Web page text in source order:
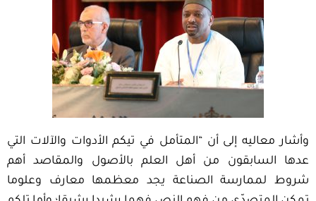
وأشار معاليه إلى أن “المتأمل في تيكم الأدوات والآلات التي
عدها السابقون من أهل العلم بالأصول والمقاصد أهم
شروط لممارسة الصناعة يجد معظمها معارف وعلوما